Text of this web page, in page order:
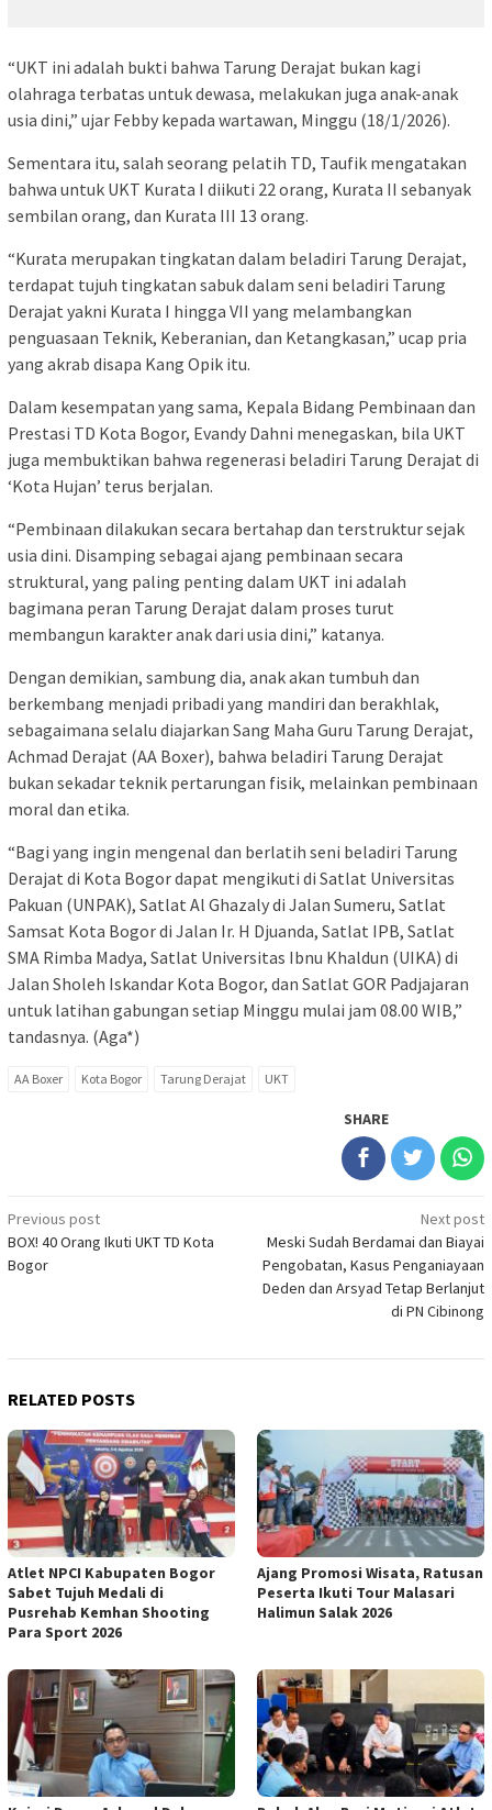
“UKT ini adalah bukti bahwa Tarung Derajat bukan kagi
olahraga terbatas untuk dewasa, melakukan juga anak-anak
usia dini,” ujar Febby kepada wartawan, Minggu (18/1/2026).
Sementara itu, salah seorang pelatih TD, Taufik mengatakan
bahwa untuk UKT Kurata I diikuti 22 orang, Kurata II sebanyak
sembilan orang, dan Kurata III 13 orang.
“Kurata merupakan tingkatan dalam beladiri Tarung Derajat,
terdapat tujuh tingkatan sabuk dalam seni beladiri Tarung
Derajat yakni Kurata I hingga VII yang melambangkan
penguasaan Teknik, Keberanian, dan Ketangkasan,” ucap pria
yang akrab disapa Kang Opik itu.
Dalam kesempatan yang sama, Kepala Bidang Pembinaan dan
Prestasi TD Kota Bogor, Evandy Dahni menegaskan, bila UKT
juga membuktikan bahwa regenerasi beladiri Tarung Derajat di
‘Kota Hujan’ terus berjalan.
“Pembinaan dilakukan secara bertahap dan terstruktur sejak
usia dini. Disamping sebagai ajang pembinaan secara
struktural, yang paling penting dalam UKT ini adalah
bagimana peran Tarung Derajat dalam proses turut
membangun karakter anak dari usia dini,” katanya.
Dengan demikian, sambung dia, anak akan tumbuh dan
berkembang menjadi pribadi yang mandiri dan berakhlak,
sebagaimana selalu diajarkan Sang Maha Guru Tarung Derajat,
Achmad Derajat (AA Boxer), bahwa beladiri Tarung Derajat
bukan sekadar teknik pertarungan fisik, melainkan pembinaan
moral dan etika.
“Bagi yang ingin mengenal dan berlatih seni beladiri Tarung
Derajat di Kota Bogor dapat mengikuti di Satlat Universitas
Pakuan (UNPAK), Satlat Al Ghazaly di Jalan Sumeru, Satlat
Samsat Kota Bogor di Jalan Ir. H Djuanda, Satlat IPB, Satlat
SMA Rimba Madya, Satlat Universitas Ibnu Khaldun (UIKA) di
Jalan Sholeh Iskandar Kota Bogor, dan Satlat GOR Padjajaran
untuk latihan gabungan setiap Minggu mulai jam 08.00 WIB,”
tandasnya. (Aga*)
AA Boxer Kota Bogor Tarung Derajat UKT
SHARE
Post
navigation
Previous post
BOX! 40 Orang Ikuti UKT TD Kota
Bogor
Next post
Meski Sudah Berdamai dan Biayai
Pengobatan, Kasus Penganiayaan
Deden dan Arsyad Tetap Berlanjut
di PN Cibinong
RELATED POSTS
Atlet NPCI Kabupaten Bogor
Sabet Tujuh Medali di
Pusrehab Kemhan Shooting
Para Sport 2026
Ajang Promosi Wisata, Ratusan
Peserta Ikuti Tour Malasari
Halimun Salak 2026